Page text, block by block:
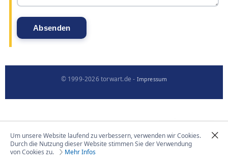
© 1999-2026 torwart.de - Impressum
Um unsere Website laufend zu verbessern, verwenden wir Cookies.
Durch die Nutzung dieser Website stimmen Sie der Verwendung
von Cookies zu.
Mehr Infos